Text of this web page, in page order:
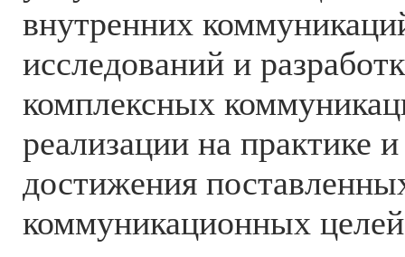
внутренних
исследований и
комплексных
реализации на практике
достижения
коммуникационных